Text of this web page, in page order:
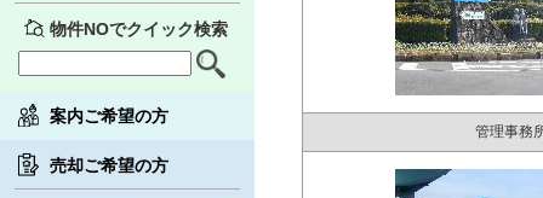
物件NOでクイック検索
案内ご希望の方
売却ご希望の方
管理事務